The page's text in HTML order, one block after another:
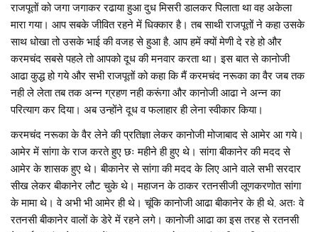
राजपूतों को जगा जगाकर रढाया हुआ दुध मिसरी डालकर पिलाता था वह अकेला
मारा गया। आप सबके जीवित रहने में धिक्कार है। तब साथी राजपूतों ने कहा उसके
साथ धोखा तो उसके भाई की वजह से हुआ है, आप हमें क्यों मेणी दे रहे हो और
करमचंद सबसे पहले तो आपको दूध की मनवार करता था। इस बात से कानोजी
आढा कुद्ध हो गये और सभी राजपूतों को कहा कि मैं करमचंद नरूका का वैर जब तक
नही ले लेता तब तक अन्न ग्रहण नही करूंगा और कानोजी आढा ने अन्न का
परित्याग कर दिया। अब उन्होंने दूध व फलाहार ही लेना स्वीकार किया।
करमचंद नरूका के वैर लेने की प्रतिज्ञा लेकर कानोजी मोजाबाद से आमेर आ गये।
आमेर में सांगा के राज करते हुए छः महीने ही हुए थे। सांगा बीकानेर की मदद से
आमेर के शासक हुए थे। बीकानेर से सांगा की मदद के लिए आने वाले सभी सरदार
सीख लेकर बीकानेर लौट चुके थे। महाजन के ठाकर रतनसीजी लूणकरणोत सांगा
के मामा थे। वे अभी भी आमेर ही थे। चूंकि कानोजी आढा बीकानेर के ही थे, अतः वे
रतनसी बीकानेर वालों के डेरे में रहने लगे। कानोजी आढा का इस तरह से रतनसी